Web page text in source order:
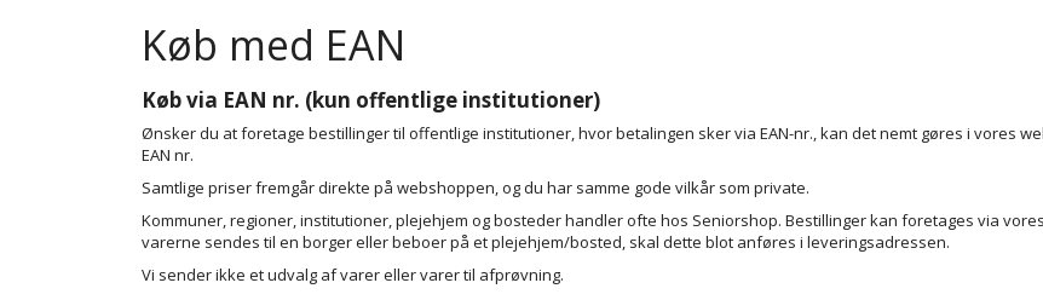
Køb med EAN
Køb via EAN nr. (kun offentlige institutioner)
Ønsker du at foretage bestillinger til offentlige institutioner, hvor betalingen sker via EAN-nr., kan det nemt gøres i vores
EAN nr.
Samtlige priser fremgår direkte på webshoppen, og du har samme gode vilkår som private.
Kommuner, regioner, institutioner, plejehjem og bosteder handler ofte hos Seniorshop. Bestillinger kan foretages via
varerne sendes til en borger eller beboer på et plejehjem/bosted, skal dette blot anføres i leveringsadressen.
Vi sender ikke et udvalg af varer eller varer til afprøvning.